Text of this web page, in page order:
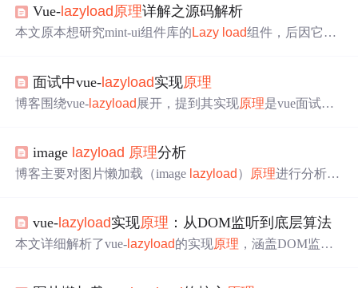
Vue- lazy load 原理详解之源码解析
本文原本想研究mint-ui组件库的 Lazy load组件，后因它完
心函数等，最后总结了lazy load的实现
计特点。
面试中vue-lazyload实现原理
博客围绕vue- lazy load 展开，提到其实现原理是vue面试常
image lazyload 原理分析
博客主要对图片懒加载（image lazy load ） 原理进行分析，
vue-lazyload实现原理 ：从DOM监听到底层算法
本文详细解析了vue- lazy load的实现原理 ，涵盖DOM监听